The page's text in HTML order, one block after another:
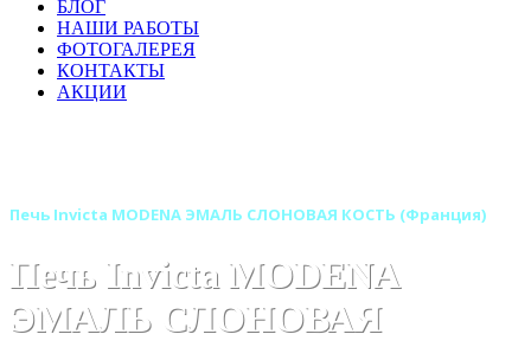
БЛОГ
НАШИ РАБОТЫ
ФОТОГАЛЕРЕЯ
КОНТАКТЫ
АКЦИИ
Печь Invicta MODENA ЭМАЛЬ СЛОНОВАЯ КОСТЬ (Франция)
Печь Invicta MODENA
ЭМАЛЬ СЛОНОВАЯ